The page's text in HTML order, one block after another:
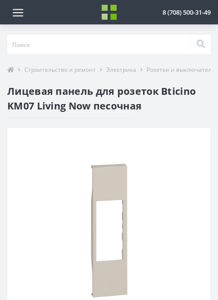
8 (708) 500-31-49
Строительство и ремонт Электрика Розетки и выключатели
Лицевая панель для розеток Bticino
KМ07 Living Now песочная